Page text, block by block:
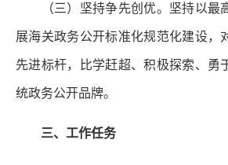
（三）坚持争先创优。坚持以最
展海关政务公开标准化规范化建设，
先进标杆，比学赶超、积极探索、勇
统政务公开品牌。
三、工作任务